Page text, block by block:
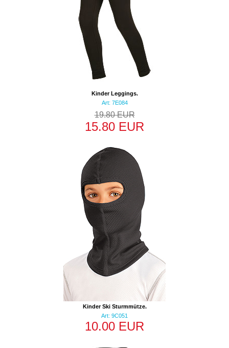
Kinder Leggings.
Art: 7E084
19.80 EUR
15.80 EUR
Kinder Ski Sturmmütze.
Art: 9C051
10.00 EUR